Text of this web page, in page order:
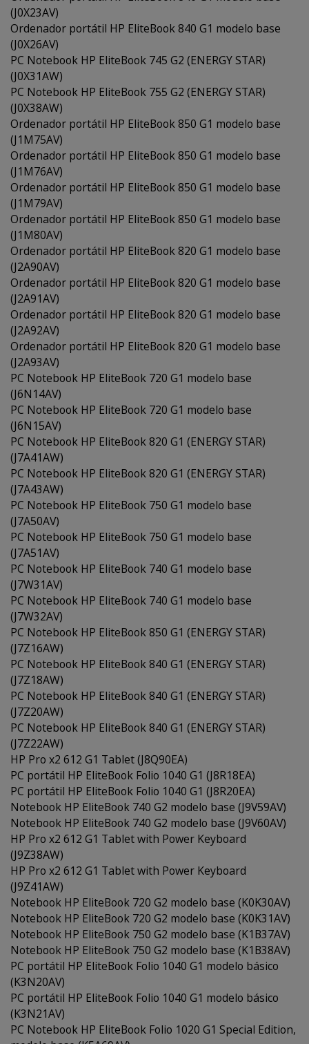
(J0X23AV)
Ordenador portátil HP EliteBook 840 G1 modelo base
(J0X26AV)
PC Notebook HP EliteBook 745 G2 (ENERGY STAR)
(J0X31AW)
PC Notebook HP EliteBook 755 G2 (ENERGY STAR)
(J0X38AW)
Ordenador portátil HP EliteBook 850 G1 modelo base
(J1M75AV)
Ordenador portátil HP EliteBook 850 G1 modelo base
(J1M76AV)
Ordenador portátil HP EliteBook 850 G1 modelo base
(J1M79AV)
Ordenador portátil HP EliteBook 850 G1 modelo base
(J1M80AV)
Ordenador portátil HP EliteBook 820 G1 modelo base
(J2A90AV)
Ordenador portátil HP EliteBook 820 G1 modelo base
(J2A91AV)
Ordenador portátil HP EliteBook 820 G1 modelo base
(J2A92AV)
Ordenador portátil HP EliteBook 820 G1 modelo base
(J2A93AV)
PC Notebook HP EliteBook 720 G1 modelo base
(J6N14AV)
PC Notebook HP EliteBook 720 G1 modelo base
(J6N15AV)
PC Notebook HP EliteBook 820 G1 (ENERGY STAR)
(J7A41AW)
PC Notebook HP EliteBook 820 G1 (ENERGY STAR)
(J7A43AW)
PC Notebook HP EliteBook 750 G1 modelo base
(J7A50AV)
PC Notebook HP EliteBook 750 G1 modelo base
(J7A51AV)
PC Notebook HP EliteBook 740 G1 modelo base
(J7W31AV)
PC Notebook HP EliteBook 740 G1 modelo base
(J7W32AV)
PC Notebook HP EliteBook 850 G1 (ENERGY STAR)
(J7Z16AW)
PC Notebook HP EliteBook 840 G1 (ENERGY STAR)
(J7Z18AW)
PC Notebook HP EliteBook 840 G1 (ENERGY STAR)
(J7Z20AW)
PC Notebook HP EliteBook 840 G1 (ENERGY STAR)
(J7Z22AW)
HP Pro x2 612 G1 Tablet (J8Q90EA)
PC portátil HP EliteBook Folio 1040 G1 (J8R18EA)
PC portátil HP EliteBook Folio 1040 G1 (J8R20EA)
Notebook HP EliteBook 740 G2 modelo base (J9V59AV)
Notebook HP EliteBook 740 G2 modelo base (J9V60AV)
HP Pro x2 612 G1 Tablet with Power Keyboard
(J9Z38AW)
HP Pro x2 612 G1 Tablet with Power Keyboard
(J9Z41AW)
Notebook HP EliteBook 720 G2 modelo base (K0K30AV)
Notebook HP EliteBook 720 G2 modelo base (K0K31AV)
Notebook HP EliteBook 750 G2 modelo base (K1B37AV)
Notebook HP EliteBook 750 G2 modelo base (K1B38AV)
PC portátil HP EliteBook Folio 1040 G1 modelo básico
(K3N20AV)
PC portátil HP EliteBook Folio 1040 G1 modelo básico
(K3N21AV)
PC Notebook HP EliteBook Folio 1020 G1 Special Edition,